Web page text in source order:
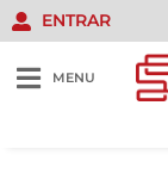
ENTRAR
MENU